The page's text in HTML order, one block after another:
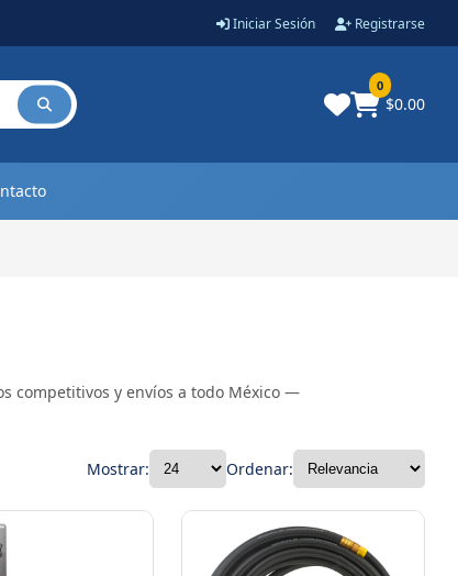
Iniciar Sesión Registrarse
0
$0.00
competitivos y envíos a todo México —
Mostrar: Ordenar: